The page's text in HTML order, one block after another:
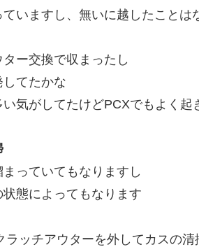
ていますし、無いに越したことは
ー交換で収まったし
てたかな
気がしてたけどPCXでもよく起
っていてもなりますし
態によってもなります
ラッチアウターを外してカスの清